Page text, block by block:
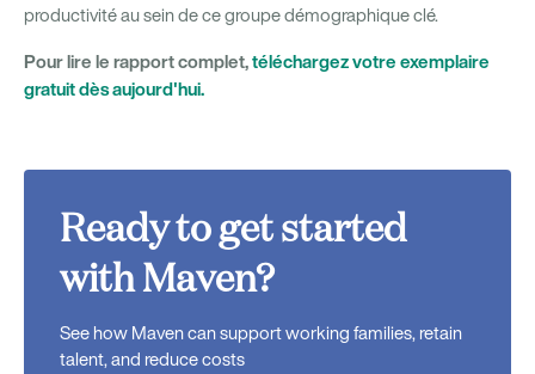
productivité au sein de ce groupe démographique clé.
Pour lire le rapport complet,téléchargez votre exemplaire
gratuit dès aujourd'hui.
Ready to get started
with Maven?
See how Maven can support working families, retain
talent, and reduce costs